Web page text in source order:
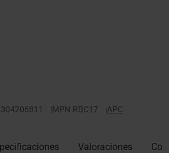
|MPN RBC17 |APC
Valoraciones